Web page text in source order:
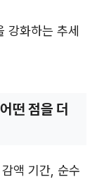
강화하는 추세
떤 점을 더
액 기간, 순수